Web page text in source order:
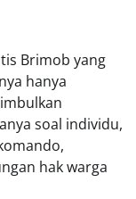
Brimob yang
hanya
soal individu,
hak warga